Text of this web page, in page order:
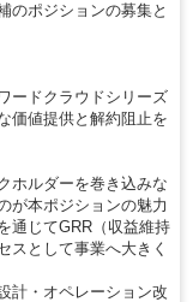
のポジションの募集と
ードクラウドシリーズ
価値提供と解約阻止を
ホルダーを巻き込みな
が本ポジションの魅力
通じてGRR（収益維持
スとして事業へ大きく
計・オペレーション改